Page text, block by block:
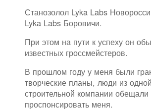
Станозолол Lyka Labs
Lyka Labs Боровичи.
При этом на пути к успеху он
известных гроссмейстеров.
В прошлом году у меня были
творческие планы, люди из одной
строительной компании обещали
проспонсировать меня.